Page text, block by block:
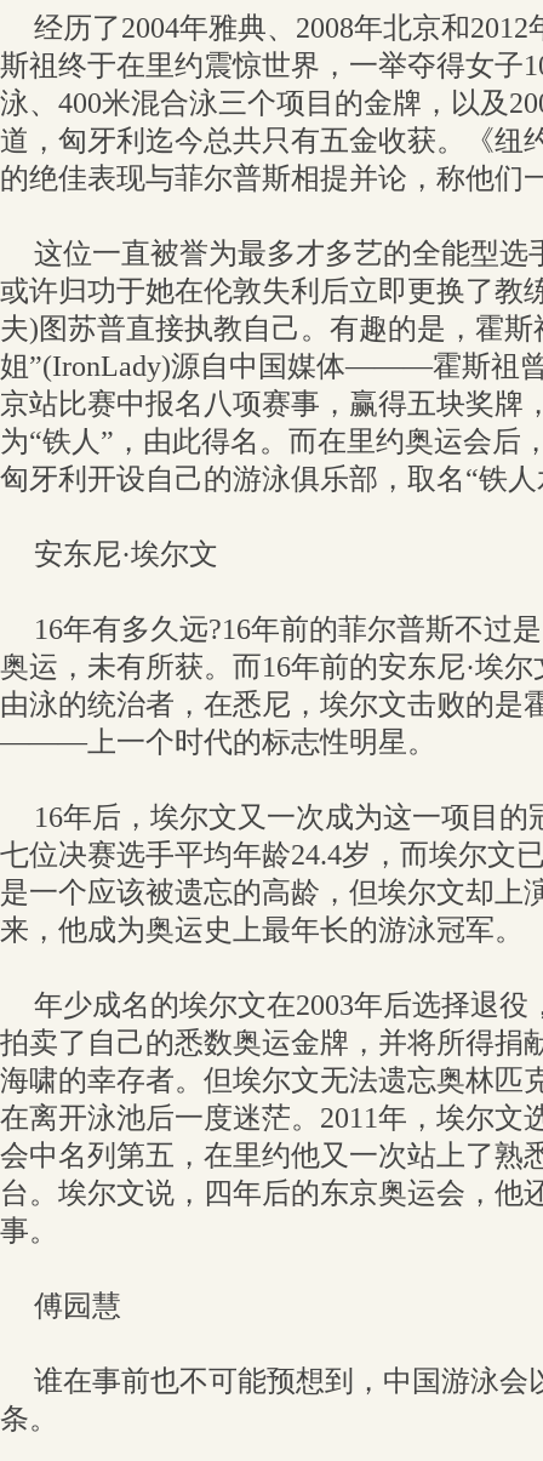
经历了2004年雅典、2008年北京和
斯祖终于在里约震惊世界，一举夺得女子
泳、400米混合泳三个项目的金牌，以及
道，匈牙利迄今总共只有五金收获。《纽
的绝佳表现与菲尔普斯相提并论，称他们
这位一直被誉为最多才多艺的全能型选
或许归功于她在伦敦失利后立即更换了教
夫)图苏普直接执教自己。有趣的是，霍斯
姐”(IronLady)源自中国媒体———霍斯祖
京站比赛中报名八项赛事，赢得五块奖牌
为“铁人”，由此得名。而在里约奥运会后
匈牙利开设自己的游泳俱乐部，取名“铁
安东尼·埃尔文
16年有多久远?16年前的菲尔普斯不过
奥运，未有所获。而16年前的安东尼·埃
由泳的统治者，在悉尼，埃尔文击败的是
———上一个时代的标志性明星。
16年后，埃尔文又一次成为这一项目的
七位决赛选手平均年龄24.4岁，而埃尔文
是一个应该被遗忘的高龄，但埃尔文却上
来，他成为奥运史上最年长的游泳冠军。
年少成名的埃尔文在2003年后选择退役
拍卖了自己的悉数奥运金牌，并将所得捐
海啸的幸存者。但埃尔文无法遗忘奥林匹
在离开泳池后一度迷茫。2011年，埃尔文
会中名列第五，在里约他又一次站上了熟
台。埃尔文说，四年后的东京奥运会，他
事。
傅园慧
谁在事前也不可能预想到，中国游泳会
条。